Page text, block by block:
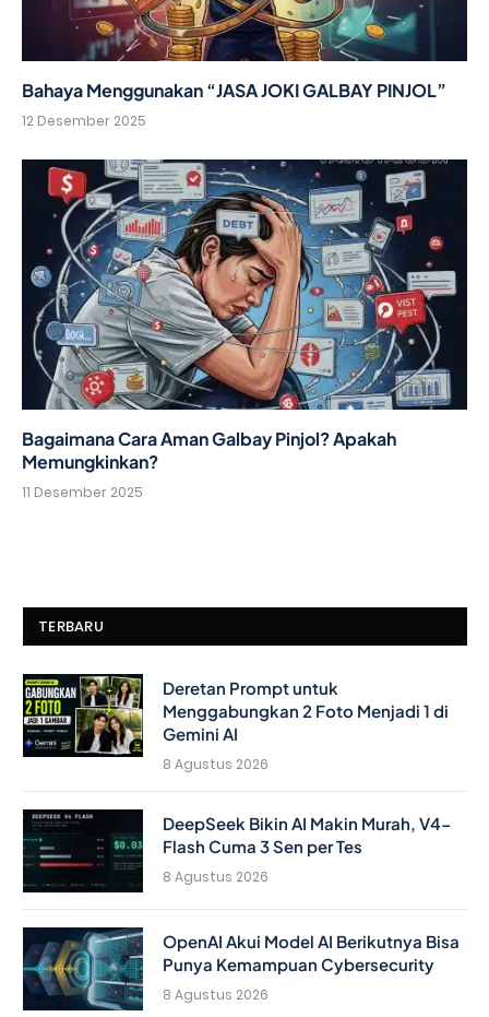
Bahaya Menggunakan “JASA JOKI GALBAY PINJOL”
12 Desember 2025
Bagaimana Cara Aman Galbay Pinjol? Apakah
Memungkinkan?
11 Desember 2025
TERBARU
Deretan Prompt untuk
Menggabungkan 2 Foto Menjadi 1 di
Gemini AI
8 Agustus 2026
DeepSeek Bikin AI Makin Murah, V4-
Flash Cuma 3 Sen per Tes
8 Agustus 2026
OpenAI Akui Model AI Berikutnya Bisa
Punya Kemampuan Cybersecurity
8 Agustus 2026